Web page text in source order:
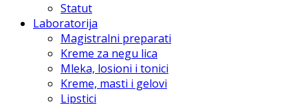
Statut
Laboratorija
Magistralni preparati
Kreme za negu lica
Mleka, losioni i tonici
Kreme, masti i gelovi
Lipstici